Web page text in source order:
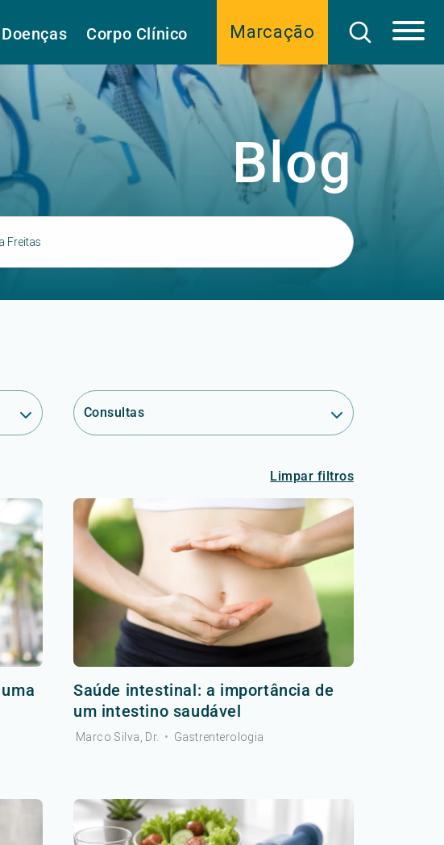
Marcação
Doenças Corpo Clínico
Blog
Consultas
Limpar filtros
Saúde intestinal: a importância de
um intestino saudável
Marco Silva, Dr. • Gastrenterologia